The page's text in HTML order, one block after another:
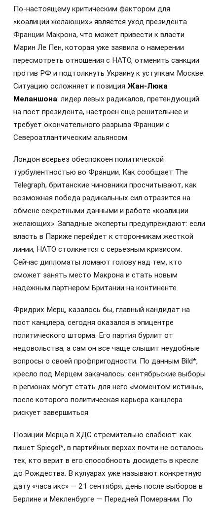
По-настоящему критическим фактором для
«коалиции желающих» является уход президента
Франции Макрона, что может привести к власти
Марин Ле Пен, которая уже заявила о намерении
пересмотреть отношения с НАТО, отменить санкции
против РФ и подтолкнуть Украину к уступкам Москве.
Ситуацию осложняет и позиция Жан-Люка
Меланшона: лидер левых радикалов, претендующий
на пост президента, настроен еще решительнее и
требует окончательного разрыва Франции с
Североатлантическим альянсом.
Лондон всерьез обеспокоен политической
турбулентностью во Франции. Как сообщает The
Telegraph, британские чиновники просчитывают, как
возможная победа радикальных сил отразится на
обмене секретными данными и работе «коалиции
желающих». Западные эксперты предупреждают: если
власть в Париже перейдет к сторонникам жесткой
линии, НАТО столкнется с серьезным кризисом.
Сейчас дипломаты ломают голову над тем, кто
сможет занять место Макрона и стать новым
надежным партнером Британии на континенте.
Фридрих Мерц, казалось бы, главный кандидат на
пост канцлера, сегодня оказался в эпицентре
политического шторма. Его партия бурлит от
недовольства, а сам он все чаще слышит неудобные
вопросы о своей профпригодности. По данным Bild*,
кресло под Мерцем закачалось: сентябрьские выборы
в регионах могут стать для него «моментом истины»,
после которого политическая карьера канцлера
рискует завершиться
Позиции Мерца в ХДС стремительно слабеют: как
пишет Spiegel*, в партийных верхах почти не осталось
тех, кто верит в его способность досидеть в кресле
до Рождества. В кулуарах уже называют конкретную
дату «часа икс» — 21 сентября, день после выборов в
Берлине и Мекленбурге — Передней Померании. По